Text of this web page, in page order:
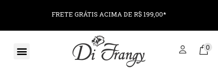
FRETE GRÁTIS ACIMA DE R$ 199,00*
0